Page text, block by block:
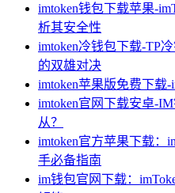
imtoken钱包下载苹果-
析其安全性
imtoken冷钱包下载-TP
的双雄对决
imtoken苹果版免费下载
imtoken官网下载安卓-
从？
imtoken官方苹果下载：
手必备指南
im钱包官网下载：